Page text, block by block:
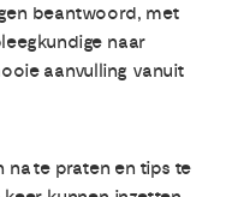
beantwoord, met
naar
aanvulling vanuit
na te praten en tips te